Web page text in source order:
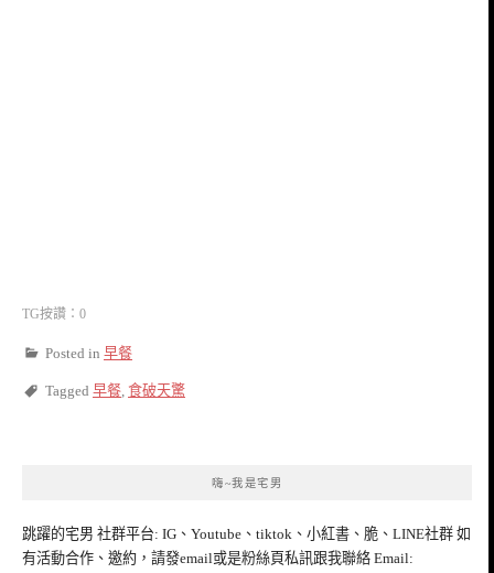
TG按讚：0
Posted in 早餐
Tagged 早餐 食破天驚
嗨~我是宅男
跳躍的宅男 社群平台: IG、Youtube、tiktok、小紅書、脆、LINE社群 如
有活動合作、邀約，請發email或是粉絲頁私訊跟我聯絡 Email: